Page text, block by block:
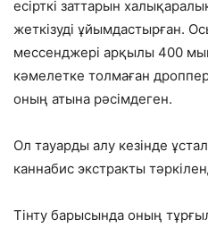
есірткі заттарын
жеткізуді ұйымдастырған.
мессенджері арқылы 400
кәмелетке толмаған
оның атына рәсімдеген.
Ол тауарды алу кезінде
каннабис экстракты
Тінту барысында оның